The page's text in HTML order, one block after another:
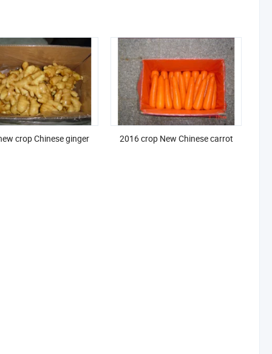
crop Chinese ginger 2016 crop New Chinese carrot